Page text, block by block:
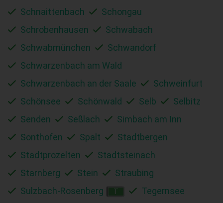
Schnaittenbach
Schongau
Schrobenhausen
Schwabach
Schwabmünchen
Schwandorf
Schwarzenbach am Wald
Schwarzenbach an der Saale
Schweinfurt
Schönsee
Schönwald Selb
Selbitz
Senden
Seßlach
Simbach am Inn
Sonthofen
Spalt
Stadtbergen
Stadtprozelten
Stadtsteinach
Starnberg
Stein
Straubing
Sulzbach-Rosenberg
T
Tegernsee